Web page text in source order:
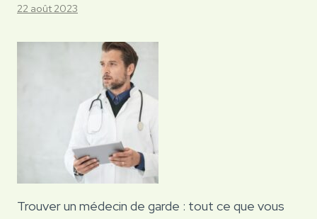
22 août 2023
Trouver un médecin de garde : tout ce que vous